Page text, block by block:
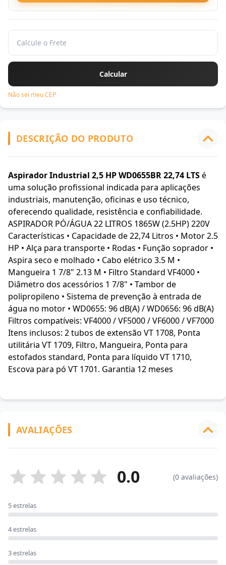
Não sei meu CEP
DESCRIÇÃO DO PRODUTO
Aspirador Industrial 2,5 HP WD0655BR 22,74 LTSé
uma solução profissional indicada para aplicações
industriais, manutenção, oficinas e uso técnico,
oferecendo qualidade, resistência e confiabilidade.
ASPIRADOR PÓ/ÁGUA 22 LITROS 1865W (2.5HP) 220V
Características • Capacidade de 22,74 Litros • Motor 2.5
HP • Alça para transporte • Rodas • Função soprador •
Aspira seco e molhado • Cabo elétrico 3.5 M •
Mangueira 1 7/8" 2.13 M • Filtro Standard VF4000 •
Diâmetro dos acessórios 1 7/8" • Tambor de
polipropileno • Sistema de prevenção à entrada de
água no motor • WD0655: 96 dB(A) / WD0656: 96 dB(A)
Filtros compatíveis: VF4000 / VF5000 / VF6000 / VF7000
Itens inclusos: 2 tubos de extensão VT 1708, Ponta
utilitária VT 1709, Filtro, Mangueira, Ponta para
estofados standard, Ponta para líquido VT 1710,
Escova para pó VT 1701. Garantia 12 meses
AVALIAÇÕES
0.0 (0 avaliações)
5 estrelas
4 estrelas
3 estrelas